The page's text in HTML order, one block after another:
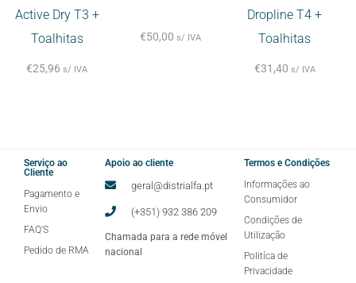
Active Dry T3 +
Toalhitas
€25,96 s/ IVA
€50,00 s/ IVA
Dropline T4 +
Toalhitas
€31,40 s/ IVA
Serviço ao
Cliente
Pagamento e
Envio
FAQ'S
Pedido de RMA
Apoio ao cliente
geral@distrialfa.pt
(+351) 932 386 209
Chamada para a rede móvel
nacional
Termos e Condições
Informações ao
Consumidor
Condições de
Utilização
Politíca de
Privacidade